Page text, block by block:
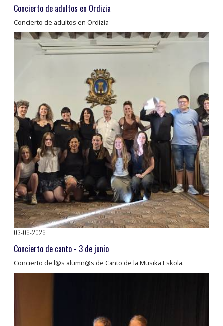
Concierto de adultos en Ordizia
Concierto de adultos en Ordizia
03-06-2026
Concierto de canto - 3 de junio
Concierto de l@s alumn@s de Canto de la Musika Eskola.